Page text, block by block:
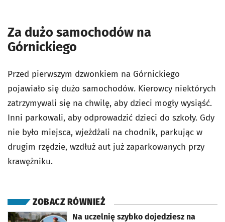
Za dużo samochodów na
Górnickiego
Przed pierwszym dzwonkiem na Górnickiego
pojawiało się dużo samochodów. Kierowcy niektórych
zatrzymywali się na chwilę, aby dzieci mogły wysiąść.
Inni parkowali, aby odprowadzić dzieci do szkoły. Gdy
nie było miejsca, wjeżdżali na chodnik, parkując w
drugim rzędzie, wzdłuż aut już zaparkowanych przy
krawężniku.
ZOBACZ RÓWNIEŻ
Na uczelnię szybko dojedziesz na
otworzy się w nowej karcie